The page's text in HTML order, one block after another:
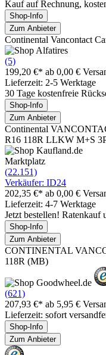
Kauf auf Rechnung,
Shop-Info
Zum Anbieter
Continental Vancontact
(5)
199,20 €* ab 0,00 €
Lieferzeit: 2-5 Werktage
30 Tage kostenfreie
Shop-Info
Zum Anbieter
Continental
R16 118R LLKW M+S
Marktplatz
(22.151)
Verkäufer: ID24
202,35 €* ab 0,00 €
Lieferzeit: 4-7 Werktage
Jetzt bestellen!
Shop-Info
Zum Anbieter
CONTINENTAL
118R (MB)
(621)
207,93 €* ab 5,95 €
Lieferzeit: sofort
Shop-Info
Zum Anbieter